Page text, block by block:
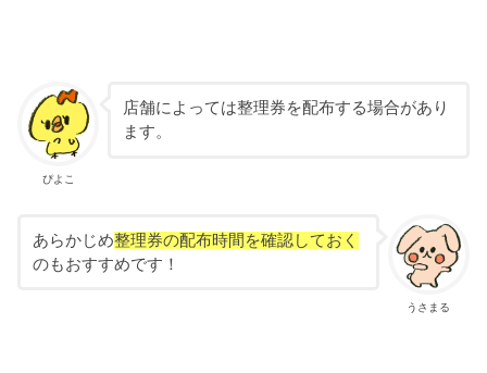
ぴよこ
店舗によっては整理券を配布する場合があり
ます。
うさまる
あらかじめ整理券の配布時間を確認しておく
のもおすすめです！